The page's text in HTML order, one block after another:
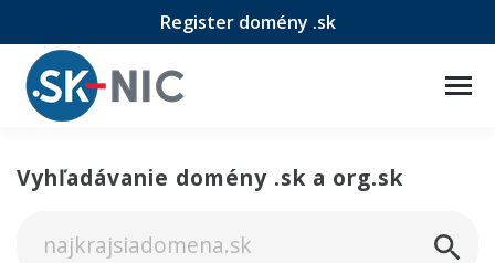
Register domény .sk
Vyhľadávanie domény .sk a org.sk